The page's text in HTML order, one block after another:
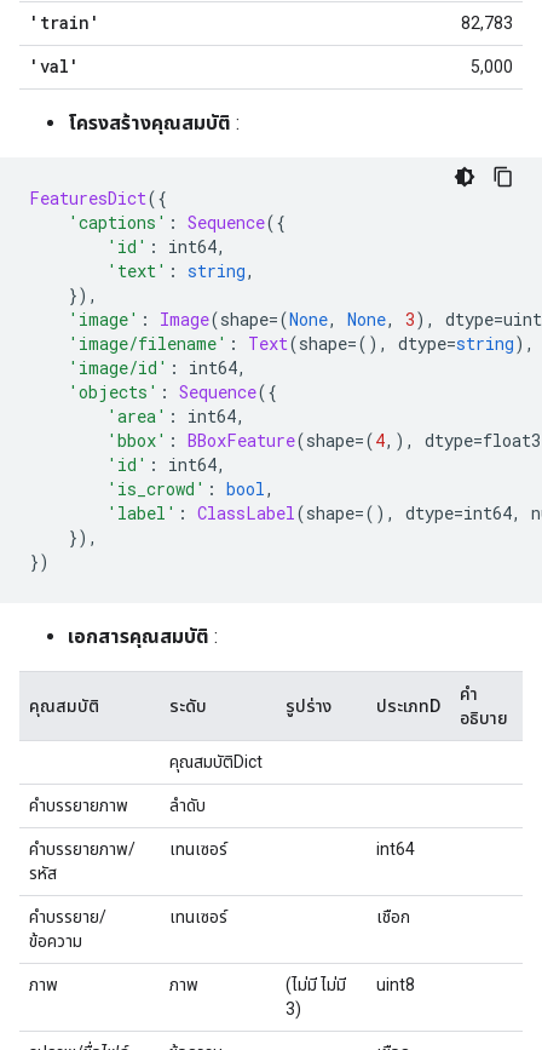
'train' 82,783
'val' 5,000
โครงสร้างคุณสมบัติ :
FeaturesDict({
'captions' : Sequence({
'id' : int64,
'text' : string,
}),
'image' : Image(shape=(None, None, 3), dtype=
'image/filename' : Text(shape=(), dtype=string),
'image/id' : int64,
'objects' : Sequence({
'area' : int64,
'bbox' : BBoxFeature(shape=(4,), dtype=
'id' : int64,
'is_crowd' : bool,
'label' : ClassLabel(shape=(), dtype=int64,
}),
})
เอกสารคุณสมบัติ :
คุณสมบัติ ระดับ รูปร่าง ประเภทD
คำ
อธิบาย
คุณสมบัติDict
คำบรรยายภาพ ลำดับ
คำบรรยายภาพ/
รหัส
เทนเซอร์ int64
คำบรรยาย/
ข้อความ
เทนเซอร์ เชือก
ภาพ ภาพ
(ไม่มี ไม่มี
3)
uint8